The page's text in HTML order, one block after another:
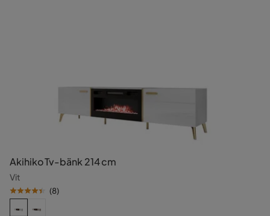
Akihiko Tv-bänk 214 cm
Vit
(8)